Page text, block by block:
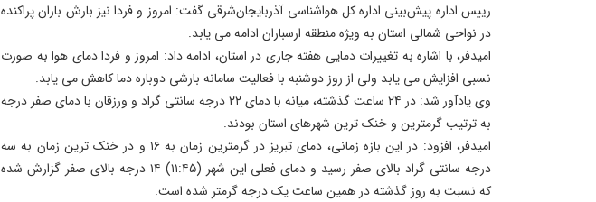
رییس اداره پیش‌بینی اداره کل هواشناسی آذربایجان‌شرقی گفت: امروز و فردا نیز بارش باران پراکنده
در نواحی شمالی استان به ویژه منطقه ارسباران ادامه می یابد.
امیدفر، با اشاره به تغییرات دمایی هفته جاری در استان، ادامه داد: امروز و فردا دمای هوا به صورت
نسبی افزایش می یابد ولی از روز دوشنبه با فعالیت سامانه بارشی دوباره دما کاهش می یابد.
وی یادآور شد: در ۲۴ ساعت گذشته، میانه با دمای ۲۲ درجه سانتی گراد و ورزقان با دمای صفر درجه
به ترتیب گرمترین و خنک ترین شهرهای استان بودند.
امیدفر، افزود: در این بازه زمانی، دمای تبریز در گرمترین زمان به ۱۶ و در خنک ترین زمان به سه
درجه سانتی گراد بالای صفر رسید و دمای فعلی این شهر (۱۱:۴۵) ۱۴ درجه بالای صفر گزارش شده
که نسبت به روز گذشته در همین ساعت یک درجه گرمتر شده است.